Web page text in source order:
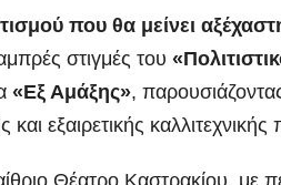
που θα μείνει
στιγμές του
«Εξ Αμάξης»,
και εξαιρετικής καλλιτεχνικής